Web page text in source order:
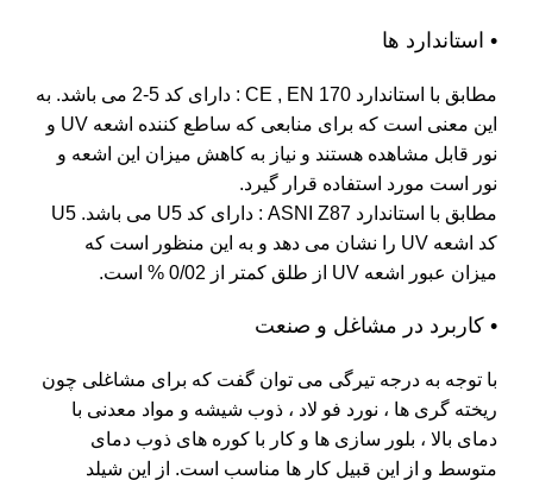
• استاندارد ها
مطابق با استاندارد CE , EN 170 : دارای کد 5-2 می باشد. به
این معنی است که برای منابعی که ساطع کننده اشعه UV و
نور قابل مشاهده هستند و نیاز به کاهش میزان این اشعه و
نور است مورد استفاده قرار گیرد.
مطابق با استاندارد ASNI Z87 : دارای کد U5 می باشد. U5
کد اشعه UV را نشان می دهد و به این منظور است که
میزان عبور اشعه UV از طلق کمتر از 0/02 % است.
• کاربرد در مشاغل و صنعت
با توجه به درجه تیرگی می توان گفت که برای مشاغلی چون
ریخته گری ها ، نورد فو لاد ، ذوب شیشه و مواد معدنی با
دمای بالا ، بلور سازی ها و کار با کوره های ذوب دمای
متوسط و از این قبیل کار ها مناسب است. از این شیلد